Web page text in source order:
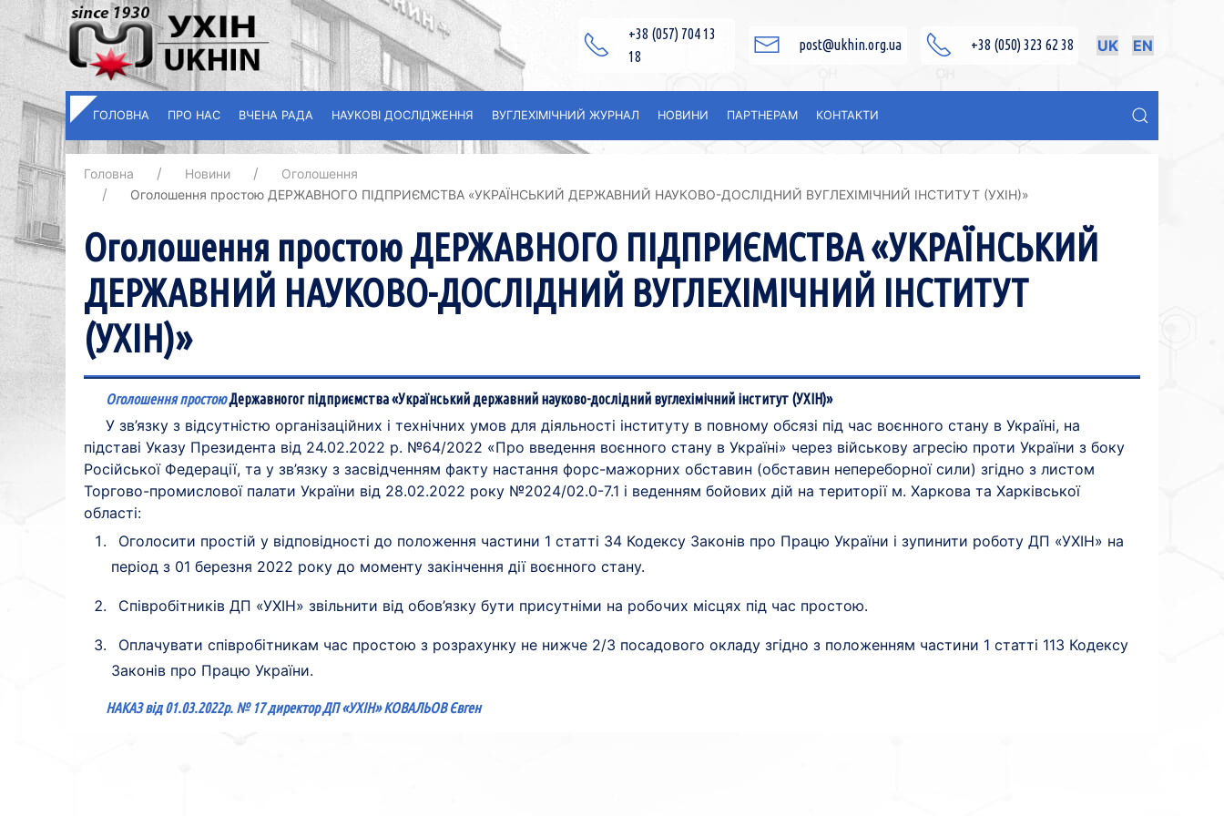
+38 (057) 704 13
18
post@ukhin.org.ua +38 (050) 323 62 38 UK EN
ГОЛОВНА ПРО НАС ВЧЕНА РАДА НАУКОВІ ДОСЛІДЖЕННЯ ВУГЛЕXІМІЧНИЙ ЖУРНАЛ НОВИНИ ПАРТНЕРАМ КОНТАКТИ
Головна Новини
Оголошення
Оголошення простою ДЕРЖАВНОГО ПІДПРИЄМСТВА «УКРАЇНСЬКИЙ ДЕРЖАВНИЙ НАУКОВО-ДОСЛІДНИЙ ВУГЛЕХІМІЧНИЙ ІНСТИТУТ (УХІН)»
Оголошення простою ДЕРЖАВНОГО ПІДПРИЄМСТВА «УКРАЇНСЬКИЙ
ДЕРЖАВНИЙ НАУКОВО-ДОСЛІДНИЙ ВУГЛЕХІМІЧНИЙ ІНСТИТУТ
(УХІН)»
Оголошення простоюДержавногог підприємства «Український державний науково-дослідний вуглехімічний інститут (УХІН)»
У зв’язку з відсутністю організаційних і технічних умов для діяльності інституту в повному обсязі під час воєнного стану в Україні, на
підставі Указу Президента від 24.02.2022 р. №64/2022 «Про введення воєнного стану в Україні» через військову агресію проти України з боку
Російської Федерації, та у зв’язку з засвідченням факту настання форс-мажорних обставин (обставин непереборної сили) згідно з листом
Торгово-промислової палати України від 28.02.2022 року №2024/02.0-7.1 і веденням бойових дій на території м. Харкова та Харківської
області:
Оголосити простій у відповідності до положення частини 1 статті 34 Кодексу Законів про Працю України і зупинити роботу ДП «УХІН» на
період з 01 березня 2022 року до моменту закінчення дії воєнного стану.
Співробітників ДП «УХІН» звільнити від обов’язку бути присутніми на робочих місцях під час простою.
Оплачувати співробітникам час простою з розрахунку не нижче 2/3 посадового окладу згідно з положенням частини 1 статті 113 Кодексу
Законів про Працю України.
НАКАЗ від 01.03.2022р. № 17 директор ДП «УХІН» КОВАЛЬОВ Євген